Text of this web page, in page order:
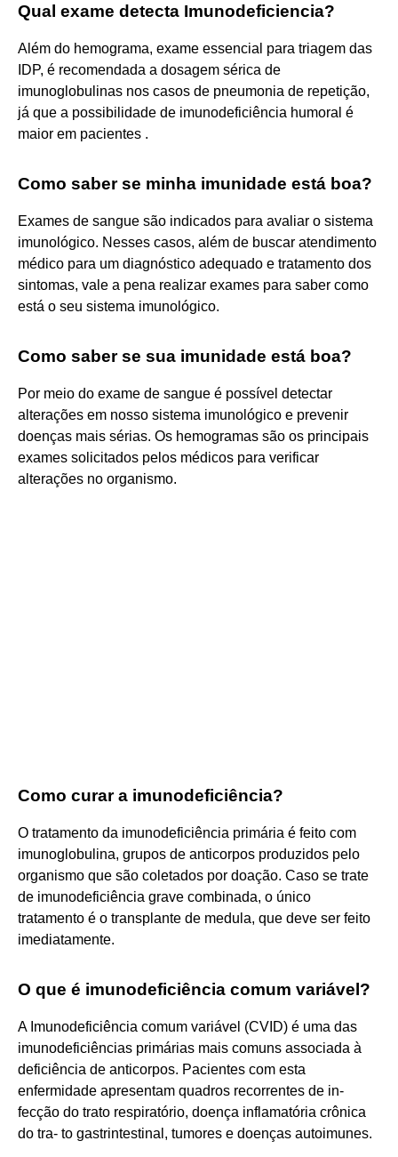
Qual exame detecta Imunodeficiencia?
Além do hemograma, exame essencial para triagem das
IDP, é recomendada a dosagem sérica de
imunoglobulinas nos casos de pneumonia de repetição,
já que a possibilidade de imunodeficiência humoral é
maior em pacientes .
Como saber se minha imunidade está boa?
Exames de sangue são indicados para avaliar o sistema
imunológico. Nesses casos, além de buscar atendimento
médico para um diagnóstico adequado e tratamento dos
sintomas, vale a pena realizar exames para saber como
está o seu sistema imunológico.
Como saber se sua imunidade está boa?
Por meio do exame de sangue é possível detectar
alterações em nosso sistema imunológico e prevenir
doenças mais sérias. Os hemogramas são os principais
exames solicitados pelos médicos para verificar
alterações no organismo.
Como curar a imunodeficiência?
O tratamento da imunodeficiência primária é feito com
imunoglobulina, grupos de anticorpos produzidos pelo
organismo que são coletados por doação. Caso se trate
de imunodeficiência grave combinada, o único
tratamento é o transplante de medula, que deve ser feito
imediatamente.
O que é imunodeficiência comum variável?
A Imunodeficiência comum variável (CVID) é uma das
imunodeficiências primárias mais comuns associada à
deficiência de anticorpos. Pacientes com esta
enfermidade apresentam quadros recorrentes de in-
fecção do trato respiratório, doença inflamatória crônica
do tra- to gastrintestinal, tumores e doenças autoimunes.